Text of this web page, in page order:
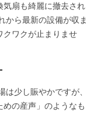
気扇も綺麗に撤去され
から最新の設備が収ま
クワクが止まりませ
少し賑やかですが、
の産声」のようなも